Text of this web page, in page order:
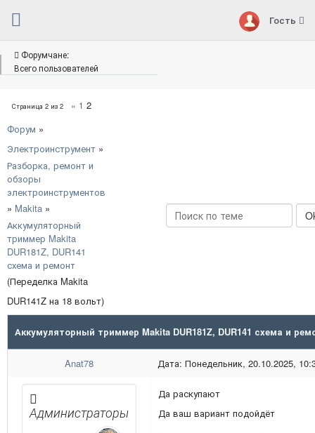
Гость
Форумчане:
Всего пользователей
Страница 2 из 2 « 1 2
Форум »
Электроинструмент »
Разборка, ремонт и
обзоры
электроинструментов
» Makita »
Аккумуляторный
триммер Makita
DUR181Z, DUR141
схема и ремонт
(Переделка Makita
DUR141Z на 18 вольт)
Аккумуляторный триммер Makita DUR181Z, DUR141 схема и
Anat78 Дата: Понедельник, 20.10.2025,
Администраторы
Да раскупают
Да ваш вариант подойдёт